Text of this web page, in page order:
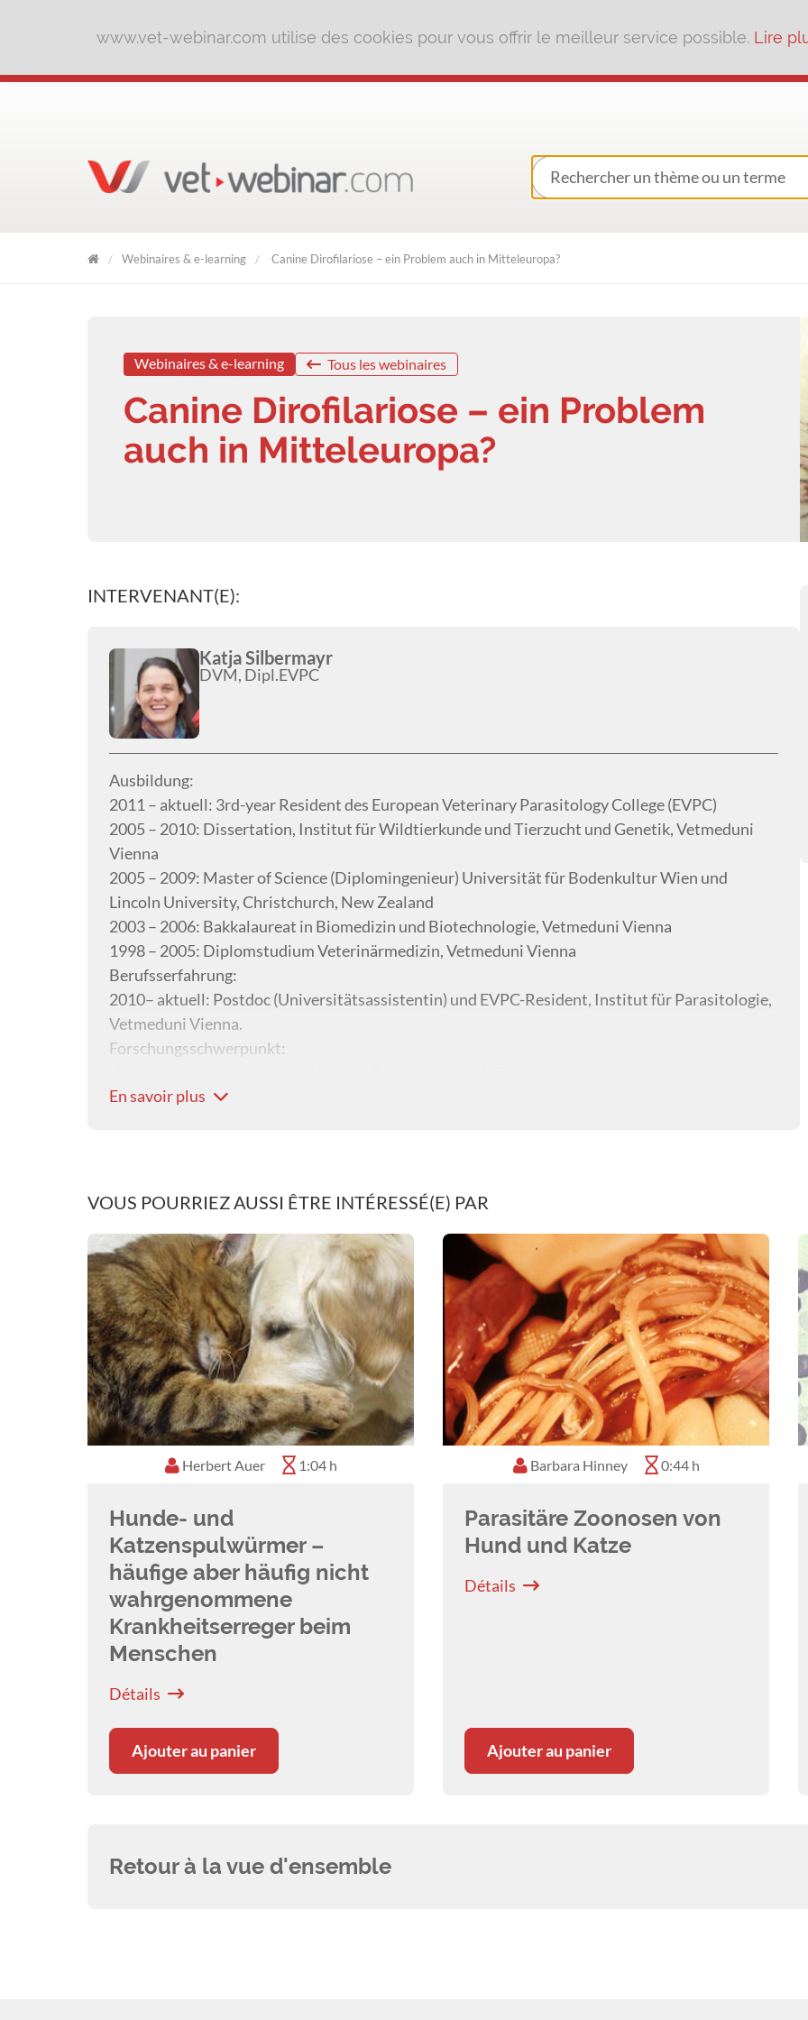
www.vet-webinar.com utilise des cookies pour vous offrir le meilleur service possible. Lire
Webinaires & e-learning Canine Dirofilariose – ein Problem auch in Mitteleuropa?
Webinaires & e-learning Tous les webinaires
Canine Dirofilariose – ein Problem
auch in Mitteleuropa?
INTERVENANT(E):
Katja Silbermayr
DVM, Dipl.EVPC
Ausbildung:
2011 – aktuell: 3rd-year Resident des European Veterinary Parasitology College (EVPC)
2005 – 2010: Dissertation, Institut für Wildtierkunde und Tierzucht und Genetik, Vetmeduni
Vienna
2005 – 2009: Master of Science (Diplomingenieur) Universität für Bodenkultur Wien und
Lincoln University, Christchurch, New Zealand
2003 – 2006: Bakkalaureat in Biomedizin und Biotechnologie, Vetmeduni Vienna
1998 – 2005: Diplomstudium Veterinärmedizin, Vetmeduni Vienna
Berufsserfahrung:
2010– aktuell: Postdoc (Universitätsassistentin) und EVPC-Resident, Institut für Parasitologie,
Vetmeduni Vienna.
Forschungsschwerpunkt:
(Demodikose)
En savoir plus
VOUS POURRIEZ AUSSI ÊTRE INTÉRESSÉ(E) PAR
Herbert Auer 1:04 h
Hunde- und
Katzenspulwürmer –
häufige aber häufig nicht
wahrgenommene
Krankheitserreger beim
Menschen
Détails
Ajouter au panier
Barbara Hinney 0:44 h
Parasitäre Zoonosen von
Hund und Katze
Détails
Ajouter au panier
Retour à la vue d'ensemble